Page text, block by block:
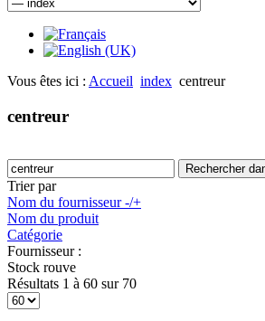
Vous êtes ici : Accueil index centreur
centreur
Trier par
Nom du fournisseur -/+
Nom du produit
Catégorie
Fournisseur :
Stock rouve
Résultats 1 à 60 sur 70